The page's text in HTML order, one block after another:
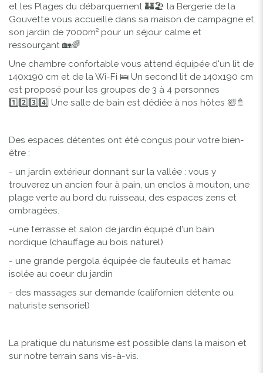
et les Plages du débarquement 🏰🏖️ la Bergerie de la
Gouvette vous accueille dans sa maison de campagne et
son jardin de 7000m² pour un séjour calme et
ressourçant 🏡🌈
Une chambre confortable vous attend équipée d'un lit de
140x190 cm et de la Wi-Fi 🛌 Un second lit de 140x190 cm
est proposé pour les groupes de 3 à 4 personnes
1️⃣2️⃣3️⃣4️⃣ Une salle de bain est dédiée à nos hôtes 🛀🚿
Des espaces détentes ont été conçus pour votre bien-
être :
- un jardin extérieur donnant sur la vallée : vous y
trouverez un ancien four à pain, un enclos à mouton, une
plage verte au bord du ruisseau, des espaces zens et
ombragées.
-une terrasse et salon de jardin équipé d'un bain
nordique (chauffage au bois naturel)
- une grande pergola équipée de fauteuils et hamac
isolée au coeur du jardin
- des massages sur demande (californien détente ou
naturiste sensoriel)
La pratique du naturisme est possible dans la maison et
sur notre terrain sans vis-à-vis.